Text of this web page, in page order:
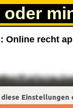
oder
Online recht